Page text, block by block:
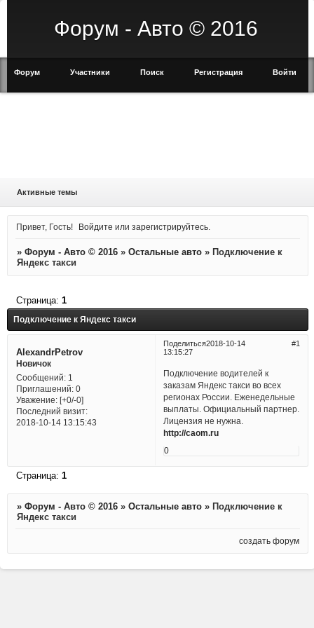
Форум - Авто © 2016
Форум Участники Поиск Регистрация Войти
Активные темы
Привет, Гость! Войдите илизарегистрируйтесь
» Форум - Авто © 2016 » Остальные авто » Подключение к
Яндекс такси
Подключение к Яндекс такси
Страница: 1
Поделиться 1
2018-10-14
13:15:27
AlexandrPetrov
Новичок
Сообщений:1
Приглашений:0
Уважение: [+0/-0]
Последний визит:
2018-10-14 13:15:43
Подключение водителей к
заказам Яндекс такси во всех
регионах России. Еженедельные
выплаты. Официальный партнер.
Лицензия не нужна.
http://caom.ru
0
Страница: 1
» Форум - Авто © 2016 » Остальные авто » Подключение к
Яндекс такси
создать форум